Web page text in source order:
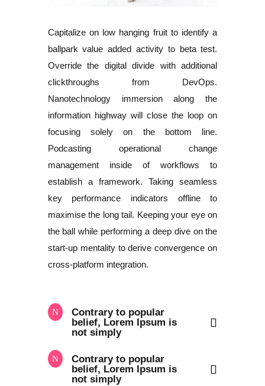
Capitalize on low hanging fruit to identify a
ballpark value added activity to beta test.
Override the digital divide with additional
clickthroughs from DevOps.
Nanotechnology immersion along the
information highway will close the loop on
focusing solely on the bottom line.
Podcasting operational change
management inside of workflows to
establish a framework. Taking seamless
key performance indicators offline to
maximise the long tail. Keeping your eye on
the ball while performing a deep dive on the
start-up mentality to derive convergence on
cross-platform integration.
Contrary to popular
belief, Lorem Ipsum is
not simply
Contrary to popular
belief, Lorem Ipsum is
not simply